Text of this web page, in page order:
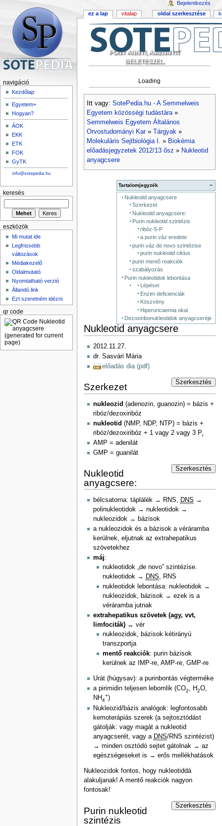
PONT ANNYI, AMENNYIT
BELETESZEL.
Loading
Itt vagy: SotePedia.hu - A Semmelweis
Egyetem közösségi tudástára»
Semmelweis Egyetem Általános
Orvostudományi Kar» Tárgyak»
Molekuláris Sejtbiológia I. » Biokémia
előadásjegyzetek 2012/13 ősz » Nukleotid
anyagcsere
−
Tartalomjegyzék
Nukleotid anyagcsere
Szerkezet
Nukleotid anyagcsere:
Purin nukleotid szintézis
ribóz-5-P
a purin váz eredete
purin váz de novo szintézise
purin nukleotid ciklus
purin mentő reakciók
szabályozás
Purin nukleotidok lebontása
Lépései
Enzim deficienciák
Köszvény
Hiperuricaemia okai
Dezoxiribonukleotidok anyagcseréje
Nukleotid anyagcsere
2012.11.27.
dr. Sasvári Mária
előadás dia (pdf)
Szerkesztés
Szerkezet
nukleozid (adenozin, guanozin) = bázis +
ribóz/dezoxiribóz
nukleotid (NMP, NDP, NTP) = bázis +
ribóz/dezoxiribóz + 1 vagy 2 vagy 3 Pi
AMP = adenilát
GMP = guanilát
Szerkesztés
Nukleotid
anyagcsere:
bélcsatorna: táplálék → RNS, DNS →
polinukleotidok → nukleotidok →
nukleozidok → bázisok
a nukleozidok és a bázisok a véráramba
kerülnek, eljutnak az extrahepatikus
szövetekhez
máj:
nukleotidok „de novo” szintézise.
nukleotidok → DNS , RNS
nukleotidok lebontása: nukleotidok →
nukleozidok, bázisok → ezek is a
véráramba jutnak
extrahepatikus szövetek (agy, vvt,
limfociták)↔ vér
nukleozidok, bázisok kétirányú
transzportja
mentő reakciók: purin bázisok
kerülnek az IMP-re, AMP-re, GMP-re
Urát (húgysav): a purinbontás végterméke
a pirimidin teljesen lebomlik (CO2, H2O,
NH4
+)
Nukleozid/bázis analógok: legfontosabb
kemoterápiás szerek (a sejtosztódást
gátolják: vagy magát a nukleotid
anyagcserét, vagy a DNS/RNS szintézist)
→ minden osztódó sejtet gátolnak → az
egészségeseket is → erős mellékhatások
Nukleozidok fontos, hogy nukleotiddá
alakuljanak! A mentő reakciók nagyon
fontosak!
Szerkesztés
Purin nukleotid
szintézis
ez a lap vitalap oldal szerkesztése
Bejelentkezés
navigáció
Kezdőlap
Egyetem+
Hogyan?
ÁOK
EKK
ETK
FOK
GyTK
info@sotepedia.hu
keresés
eszközök
Mi mutat ide
Legfrissebb
változások
Médiakezelő
Oldalmutató
Nyomtatható verzió
Állandó link
Ezt szeretném idézni
qr code